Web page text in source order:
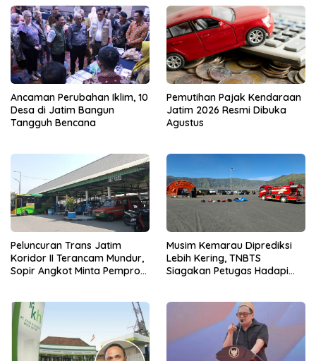
Ancaman Perubahan Iklim, 10
Desa di Jatim Bangun
Tangguh Bencana
Pemutihan Pajak Kendaraan
Jatim 2026 Resmi Dibuka
Agustus
Peluncuran Trans Jatim
Koridor II Terancam Mundur,
Sopir Angkot Minta Pemprov
Musim Kemarau Diprediksi
Lebih Kering, TNBTS
Siagakan Petugas Hadapi